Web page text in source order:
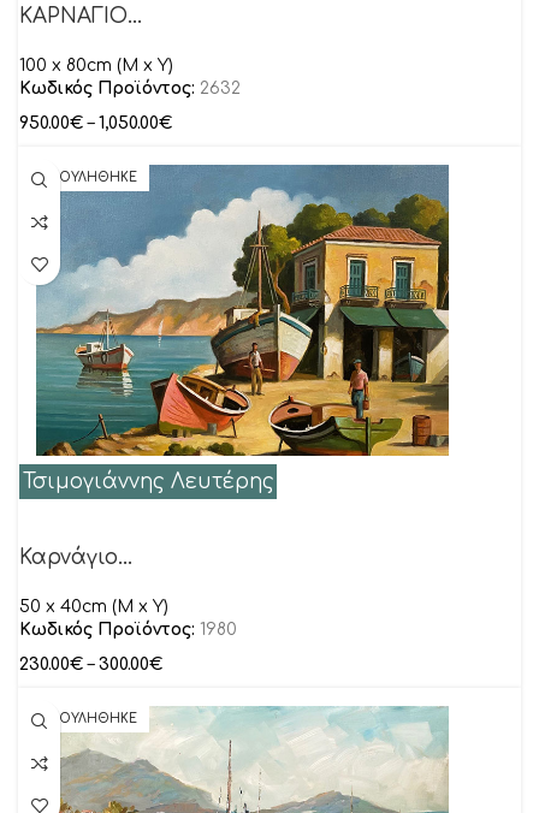
ΚΑΡΝΑΓΙΟ…
100 x 80cm (M x Y)
Κωδικός Προϊόντος: 2632
950.00€ – 1,050.00€
ΠΟΥΛΗΘΗΚΕ
Τσιμογιάννης Λευτέρης
Καρνάγιο…
50 x 40cm (M x Y)
Κωδικός Προϊόντος: 1980
230.00€ – 300.00€
ΠΟΥΛΗΘΗΚΕ